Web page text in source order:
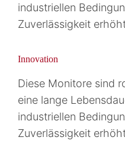
industriellen
Zuverlässigkeit
Innovation
Diese Monitore sind
eine lange
industriellen
Zuverlässigkeit